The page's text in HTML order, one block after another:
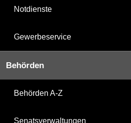
Notdienste
Gewerbeservice
Behörden
Behörden A-Z
Senatsverwaltungen